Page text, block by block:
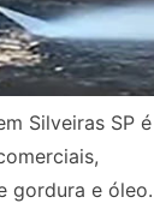
Silveiras SP é
gordura e óleo.